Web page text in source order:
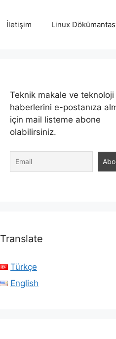
İletişim Linux
Teknik makale ve teknoloji
haberlerini e-postanıza
için mail listeme abone
olabilirsiniz.
Translate
Türkçe
English